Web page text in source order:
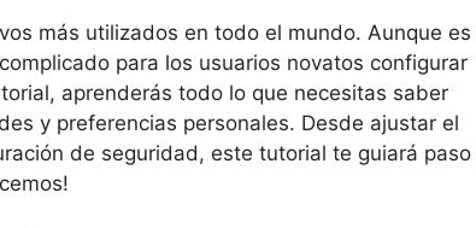
más utilizados en todo el mundo. Aunque es
para los usuarios novatos configurar
aprenderás todo lo que necesitas saber
y preferencias personales. Desde ajustar el
de seguridad, este tutorial te guiará paso